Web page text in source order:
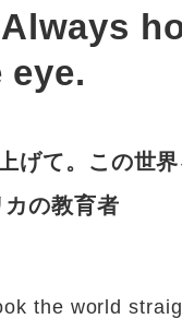
げて。この世界
の教育者
the world